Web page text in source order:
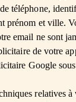
téléphone,
prénom et ville.
email ne sont
de votre
Google
relatives